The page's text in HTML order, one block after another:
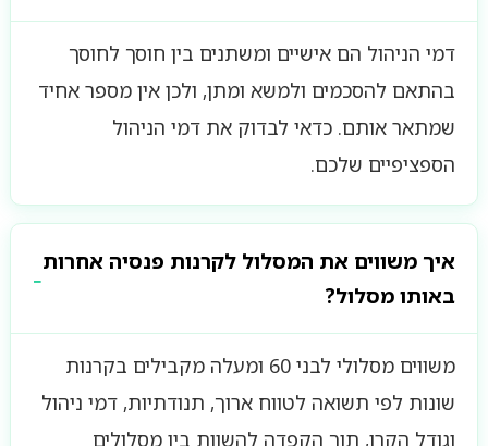
דמי הניהול הם אישיים ומשתנים בין חוסך לחוסך
בהתאם להסכמים ולמשא ומתן, ולכן אין מספר אחיד
שמתאר אותם. כדאי לבדוק את דמי הניהול
הספציפיים שלכם.
איך משווים את המסלול לקרנות פנסיה אחרות
באותו מסלול?
משווים מסלולי לבני 60 ומעלה מקבילים בקרנות
שונות לפי תשואה לטווח ארוך, תנודתיות, דמי ניהול
וגודל הקרן, תוך הקפדה להשוות בין מסלולים